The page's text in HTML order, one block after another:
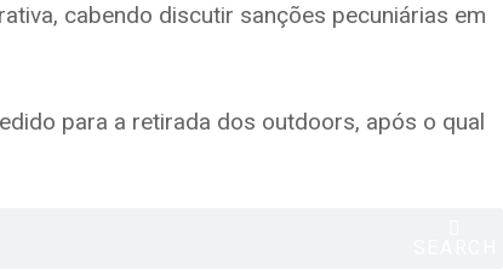
cabendo discutir sanções pecuniárias em
para a retirada dos outdoors, após o qual